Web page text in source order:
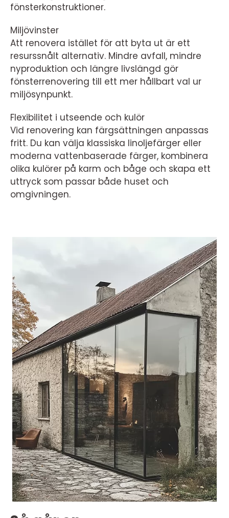
fönsterkonstruktioner.
Miljövinster
Att renovera istället för att byta ut är ett
resurssnålt alternativ. Mindre avfall, mindre
nyproduktion och längre livslängd gör
fönsterrenovering till ett mer hållbart val ur
miljösynpunkt.
Flexibilitet i utseende och kulör
Vid renovering kan färgsättningen anpassas
fritt. Du kan välja klassiska linoljefärger eller
moderna vattenbaserade färger, kombinera
olika kulörer på karm och båge och skapa ett
uttryck som passar både huset och
omgivningen.